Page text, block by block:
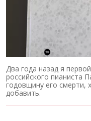
Два года назад я
российского пианиста
годовщину его смерти,
добавить.